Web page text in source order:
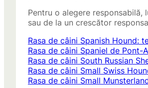
Pentru o alegere
sau de la un crescător
Rasa de câini Spanish Hound:
Rasa de câini Spaniel de
Rasa de câini South Russian
Rasa de câini Small Swiss
Rasa de câini Small